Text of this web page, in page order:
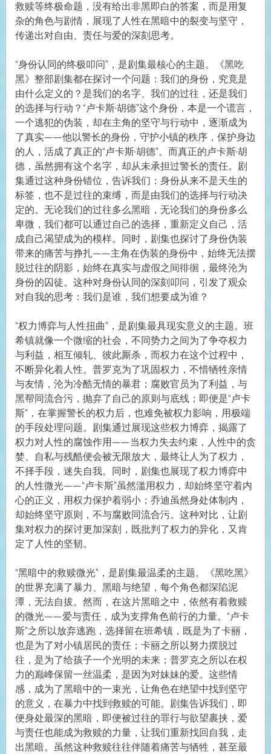
救赎等终极命题，没有给出非黑即白的答案，而是用复
杂的角色与剧情，展现了人性在黑暗中的裂变与坚守，
传递出对自由、责任与爱的深刻思考。
“身份认同的终极叩问”，是剧集最核心的主题。《黑吃
黑》整部剧集都在探讨一个问题：我们的身份，究竟是
由什么定义的？是我们的名字、我们的过往，还是我们
的选择与行动？“卢卡斯·胡德”这个身份，本是一个谎言，
一个逃犯的伪装，却在主角的坚守与行动中，逐渐成为
了真实——他以警长的身份，守护小镇的秩序，保护身边
的人，活成了真正的“卢卡斯·胡德”。而真正的卢卡斯·胡
德，虽然拥有这个名字，却从未承担过警长的责任。剧
集通过这种身份错位，告诉我们：身份从来不是天生的
标签，也不是过往的束缚，而是由我们的选择与行动决
定的。无论我们的过往多么黑暗，无论我们的身份多么
卑微，我们都可以通过自己的选择，重新定义自己，活
成自己渴望成为的模样。同时，剧集也探讨了身份伪装
带来的痛苦与挣扎——主角在伪装的身份中，始终无法摆
脱过往的阴影，始终在真实与虚假之间徘徊，最终沦为
身份的囚徒。这种对身份认同的深刻叩问，引发了观众
对自我的思考：我们是谁，我们想要成为谁？
“权力博弈与人性扭曲”，是剧集最具现实意义的主题。班
希镇就像一个微缩的社会，不同势力之间为了争夺权力
与利益，相互倾轧、彼此厮杀，而权力在这个过程中，
不断异化着人性。普罗克为了巩固权力，不惜牺牲亲情
与友情，沦为冷酷无情的暴君；腐败官员为了利益，与
黑帮同流合污，抛弃了自己的原则与底线；即便是“卢卡
斯”，在掌握警长的权力后，也难免被权力影响，用极端
的手段处理问题。剧集通过展现这些权力博弈，揭露了
权力对人性的腐蚀作用——当权力失去约束，人性中的贪
婪、自私与残酷便会被无限放大，最终让人为了权力，
不择手段，迷失自我。同时，剧集也展现了权力博弈中
的人性微光——“卢卡斯”虽然滥用权力，却始终坚守着内
心的正义，用权力保护着弱小；乔迪虽然身处体制内，
却始终坚守原则，不与腐败同流合污。这种对比，让剧
集对权力的探讨更加深刻，既批判了权力的异化，又肯
定了人性的坚韧。
“黑暗中的救赎微光”，是剧集最温柔的主题。《黑吃黑》
的世界充满了暴力、黑暗与绝望，每个角色都深陷泥
潭，无法自拔。然而，在这片黑暗之中，依然有着救赎
的微光——爱与责任，成为支撑角色前行的力量。“卢卡
斯”之所以放弃逃跑，选择留在班希镇，既是为了卡丽，
也是为了对小镇居民的责任；卡丽之所以努力摆脱过
往，是为了给孩子一个光明的未来；普罗克之所以在权
力的巅峰保留一丝温柔，是因为对妹妹的爱。这些情
感，成为了黑暗中的一束光，让角色在绝望中找到坚守
的意义，在暴力中找到救赎的可能。剧集告诉我们，即
便身处最深的黑暗，即便被过往的罪行与欲望裹挟，爱
与责任也能成为救赎的力量，让我们重新找回自我，走
出黑暗。虽然这种救赎往往伴随着痛苦与牺牲，甚至最